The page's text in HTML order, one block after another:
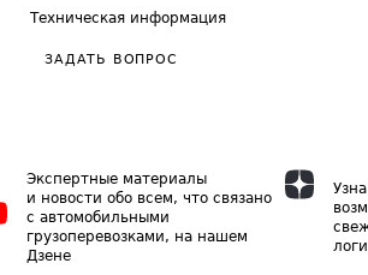
Техническая информация
ЗАДАТЬ ВОПРОС
Экспертные материалы
и новости обо всем, что связано
с автомобильными
грузоперевозками, на нашем
Дзене